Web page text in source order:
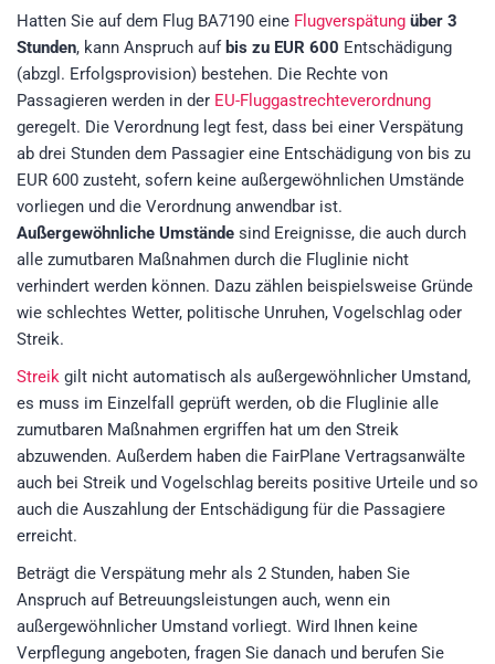
Hatten Sie auf dem Flug BA7190 eine Flugverspätung über 3
Stunden, kann Anspruch auf bis zu EUR 600 Entschädigung
(abzgl. Erfolgsprovision) bestehen. Die Rechte von
Passagieren werden in der EU-Fluggastrechteverordnung
geregelt. Die Verordnung legt fest, dass bei einer Verspätung
ab drei Stunden dem Passagier eine Entschädigung von bis zu
EUR 600 zusteht, sofern keine außergewöhnlichen Umstände
vorliegen und die Verordnung anwendbar ist.
Außergewöhnliche Umstände sind Ereignisse, die auch durch
alle zumutbaren Maßnahmen durch die Fluglinie nicht
verhindert werden können. Dazu zählen beispielsweise Gründe
wie schlechtes Wetter, politische Unruhen, Vogelschlag oder
Streik.
Streik gilt nicht automatisch als außergewöhnlicher Umstand,
es muss im Einzelfall geprüft werden, ob die Fluglinie alle
zumutbaren Maßnahmen ergriffen hat um den Streik
abzuwenden. Außerdem haben die FairPlane Vertragsanwälte
auch bei Streik und Vogelschlag bereits positive Urteile und so
auch die Auszahlung der Entschädigung für die Passagiere
erreicht.
Beträgt die Verspätung mehr als 2 Stunden, haben Sie
Anspruch auf Betreuungsleistungen auch, wenn ein
außergewöhnlicher Umstand vorliegt. Wird Ihnen keine
Verpflegung angeboten, fragen Sie danach und berufen Sie